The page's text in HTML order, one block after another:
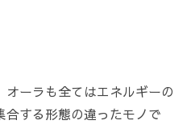
ーラも全てはエネルギーの
する形態の違ったモノで